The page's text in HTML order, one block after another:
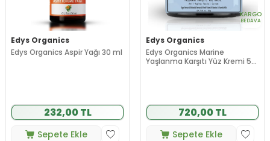
Edys Organics
Edys Organics Aspir Yağı 30 ml
232,00 TL
Sepete Ekle
KARGO
BEDAVA
Edys Organics
Edys Organics Marine
Yaşlanma Karşıtı Yüz Kremi 50
720,00 TL
Sepete Ekle